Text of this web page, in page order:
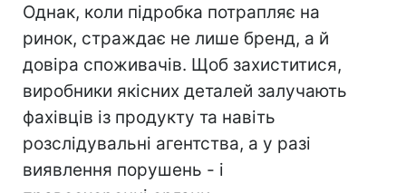
Однак, коли підробка потрапляє на
ринок, страждає не лише бренд, а й
довіра споживачів. Щоб захиститися,
виробники якісних деталей залучають
фахівців із продукту та навіть
розслідувальні агентства, а у разі
виявлення порушень - і